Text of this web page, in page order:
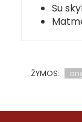
Su
ŽYMOS: